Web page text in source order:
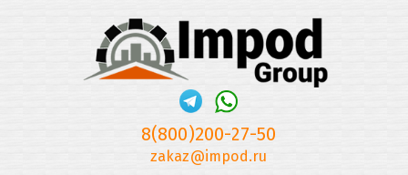
8(800)200-27-50
zakaz@impod.ru